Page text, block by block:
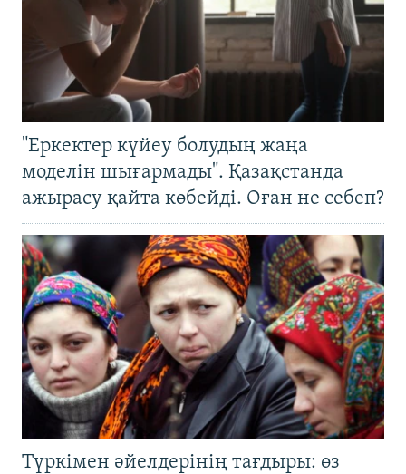
"Еркектер күйеу болудың жаңа
моделін шығармады". Қазақстанда
ажырасу қайта көбейді. Оған не себеп?
Түркімен әйелдерінің тағдыры: өз